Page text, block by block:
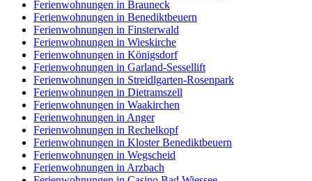
Ferienwohnungen in Brauneck
Ferienwohnungen in Benediktbeuern
Ferienwohnungen in Finsterwald
Ferienwohnungen in Wieskirche
Ferienwohnungen in Königsdorf
Ferienwohnungen in Garland-Sessellift
Ferienwohnungen in Streidlgarten-Rosenpark
Ferienwohnungen in Dietramszell
Ferienwohnungen in Waakirchen
Ferienwohnungen in Anger
Ferienwohnungen in Rechelkopf
Ferienwohnungen in Kloster Benediktbeuern
Ferienwohnungen in Wegscheid
Ferienwohnungen in Arzbach